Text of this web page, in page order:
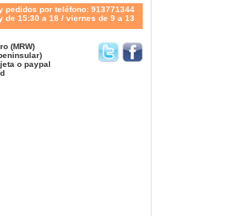
pedidos por teléfono: 913771344
de 15:30 a 18 / viernes de 9 a 13
(MRW)
o paypal